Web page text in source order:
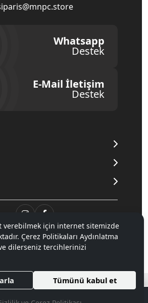
Whatsapp
Destek
E-Mail İletişim
Destek
Mnpc. Tüm hakları saklıdır.
Nesil E-Ticaret Sistemleri ile Hazırlanmıştır.
verebilmek için internet sitemizde
Çerez Politikaları Aydınlatma
dilerseniz tercihlerinizi
Tümünü kabul et